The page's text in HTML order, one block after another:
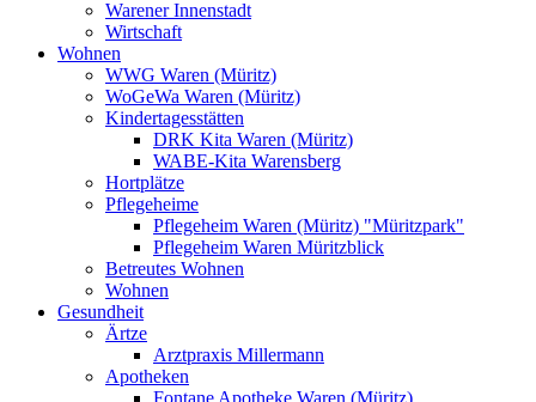
Warener Innenstadt
Wirtschaft
Wohnen
WWG Waren (Müritz)
WoGeWa Waren (Müritz)
Kindertagesstätten
DRK Kita Waren (Müritz)
WABE-Kita Warensberg
Hortplätze
Pflegeheime
Pflegeheim Waren (Müritz) "Müritzpark"
Pflegeheim Waren Müritzblick
Betreutes Wohnen
Wohnen
Gesundheit
Ärtze
Arztpraxis Millermann
Apotheken
Fontane Apotheke Waren (Müritz)